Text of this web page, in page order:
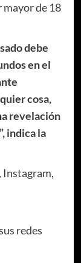
mayor de 18
debe
en el
cosa,
revelación
indica la
Instagram,
redes